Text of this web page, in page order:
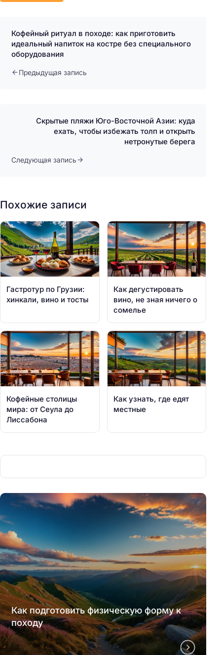
Кофейный ритуал в походе: как приготовить
идеальный напиток на костре без специального
оборудования
Предыдущая запись
Скрытые пляжи Юго-Восточной Азии: куда
ехать, чтобы избежать толп и открыть
нетронутые берега
Следующая запись
Похожие записи
Гастротур по Грузии:
хинкали, вино и тосты
Как дегустировать
вино, не зная ничего о
сомелье
Кофейные столицы
мира: от Сеула до
Лиссабона
Как узнать, где едят
местные
Как подготовить физическую форму к
походу